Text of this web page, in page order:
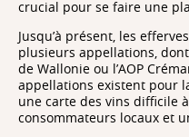
crucial pour se faire une
Jusqu’à présent, les
plusieurs appellations,
de Wallonie ou l’AOP
appellations existent pour
une carte des vins difficile
consommateurs locaux et